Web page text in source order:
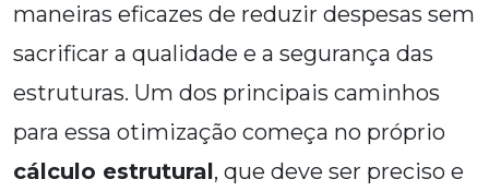
maneiras eficazes de reduzir despesas sem
sacrificar a qualidade e a segurança das
estruturas. Um dos principais caminhos
para essa otimização começa no próprio
cálculo estrutural, que deve ser preciso e